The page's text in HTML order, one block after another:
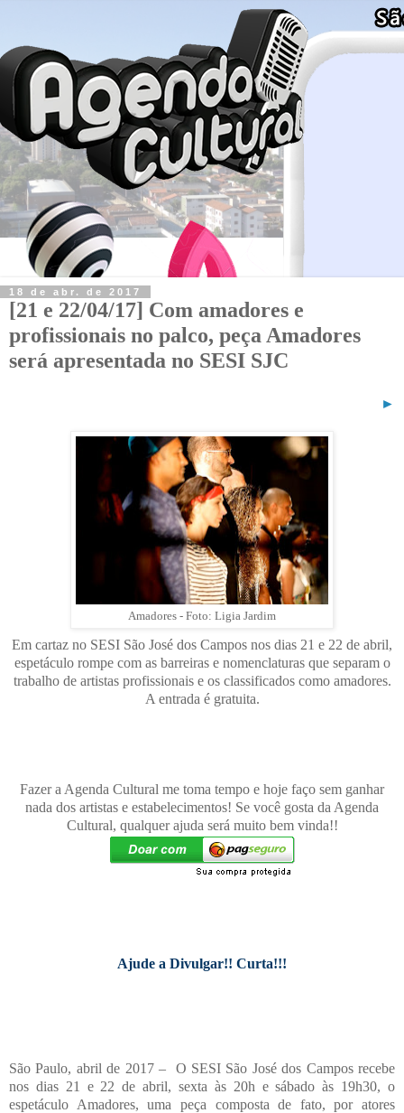
18 de abr. de 2017
[21 e 22/04/17] Com amadores e
profissionais no palco, peça Amadores
será apresentada no SESI SJC
►
Amadores - Foto: Ligia Jardim
Em cartaz no SESI São José dos Campos nos dias 21 e 22 de abril,
espetáculo rompe com as barreiras e nomenclaturas que separam o
trabalho de artistas profissionais e os classificados como amadores.
A entrada é gratuita.
Fazer a Agenda Cultural me toma tempo e hoje faço sem ganhar
nada dos artistas e estabelecimentos! Se você gosta da Agenda
Cultural, qualquer ajuda será muito bem vinda!!
Ajude a Divulgar!! Curta!!!
São Paulo, abril de 2017 – O SESI São José dos Campos recebe
nos dias 21 e 22 de abril, sexta às 20h e sábado às 19h30, o
espetáculo Amadores, uma peça composta de fato, por atores